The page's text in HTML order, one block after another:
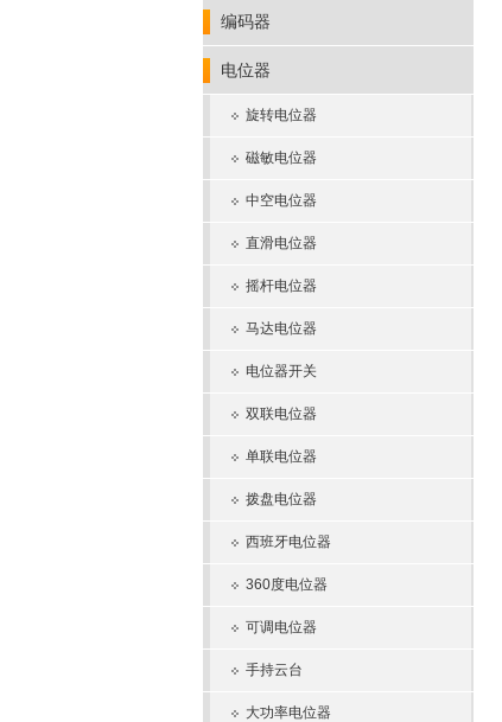
编码器
电位器
旋转电位器
磁敏电位器
中空电位器
直滑电位器
摇杆电位器
马达电位器
电位器开关
双联电位器
单联电位器
拨盘电位器
西班牙电位器
360度电位器
可调电位器
手持云台
大功率电位器